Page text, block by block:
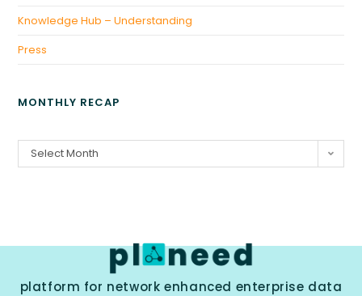
Knowledge Hub – Understanding
Press
MONTHLY RECAP
Select Month
platform for network enhanced enterprise data